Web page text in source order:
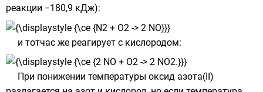
реакции −180,9 кДж):
и тотчас же реагирует с кислородом:
При понижении температуры оксид азота(II)